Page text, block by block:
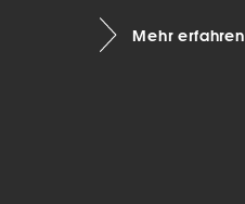
Mehr erfahren